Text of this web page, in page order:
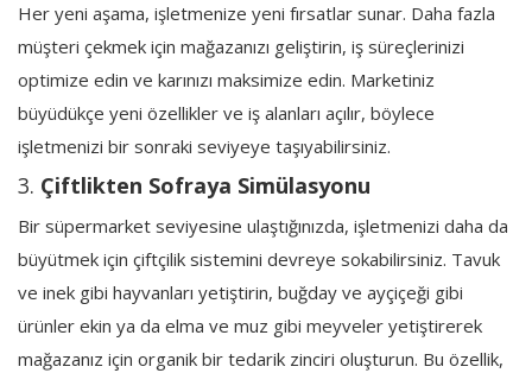
Her yeni aşama, işletmenize yeni fırsatlar sunar. Daha fazla
müşteri çekmek için mağazanızı geliştirin, iş süreçlerinizi
optimize edin ve karınızı maksimize edin. Marketiniz
büyüdükçe yeni özellikler ve iş alanları açılır, böylece
işletmenizi bir sonraki seviyeye taşıyabilirsiniz.
3. Çiftlikten Sofraya Simülasyonu
Bir süpermarket seviyesine ulaştığınızda, işletmenizi daha da
büyütmek için çiftçilik sistemini devreye sokabilirsiniz. Tavuk
ve inek gibi hayvanları yetiştirin, buğday ve ayçiçeği gibi
ürünler ekin ya da elma ve muz gibi meyveler yetiştirerek
mağazanız için organik bir tedarik zinciri oluşturun. Bu özellik,